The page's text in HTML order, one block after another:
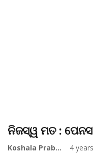
ନିଜସ୍ୱ ମତ :
Koshala Prabaha 4